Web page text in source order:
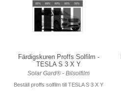
Färdigskuren Proffs Solfilm -
TESLA S 3 X Y
Solar Gard® - Bilsolfilm
Beställ proffs solfilm till TESLA S 3 X Y